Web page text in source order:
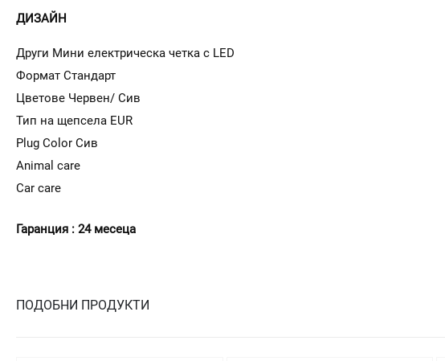
ДИЗАЙН
Други Мини електрическа четка с LED
Формат Стандарт
Цветове Червен/ Сив
Тип на щепсела EUR
Plug Color Сив
Animal care
Car care
Гаранция : 24 месеца
ПОДОБНИ ПРОДУКТИ